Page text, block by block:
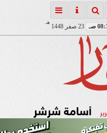
صـ 23 صفر 1448
هـ
أسامة شرشر